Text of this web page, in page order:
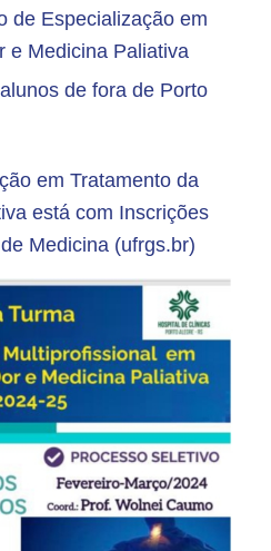
de Especialização em
e Medicina Paliativa
de fora de Porto
em Tratamento da
está com Inscrições
Medicina (ufrgs.br)